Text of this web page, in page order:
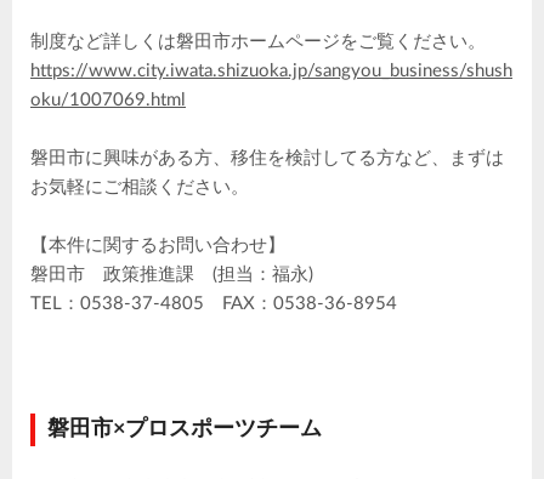
制度など詳しくは磐田市ホームページをご覧ください。
https://www.city.iwata.shizuoka.jp/sangyou_business/shush
oku/1007069.html
磐田市に興味がある方、移住を検討してる方など、まずは
お気軽にご相談ください。
【本件に関するお問い合わせ】
磐田市 政策推進課 (担当：福永)
TEL：0538-37-4805 FAX：0538-36-8954
磐田市×プロスポーツチーム